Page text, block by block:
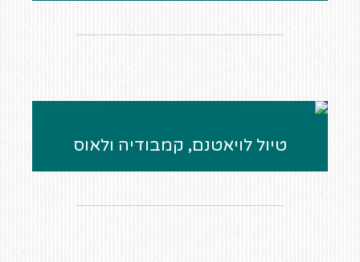
טיול לויאטנם, קמבודיה ולאוס